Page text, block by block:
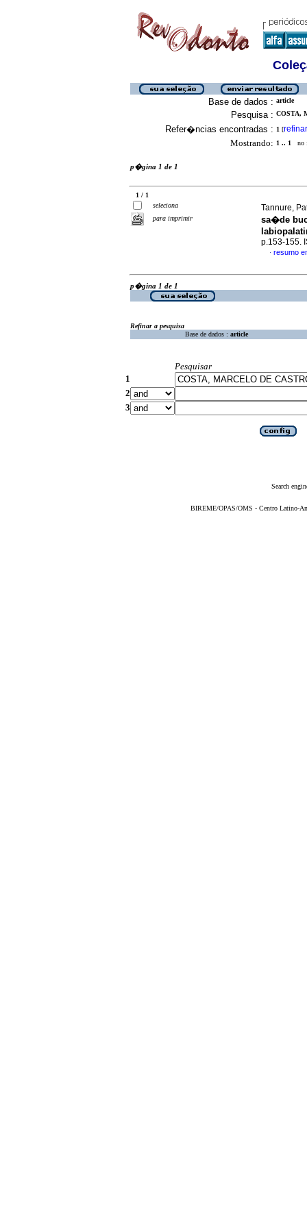
Base de dados : article
Pesquisa : COSTA,
Refer�ncias encontradas : 1 [refinar
Mostrando: 1 .. 1 no
p�gina 1 de 1
1 / 1
seleciona
para imprimir
Tannure,
sa�de
p.153-155.
· resumo
p�gina 1 de 1
Refinar a pesquisa
Base de dados : article
Pesquisar
1
2
3
Search
BIREME/OPAS/OMS - Centro Latino-